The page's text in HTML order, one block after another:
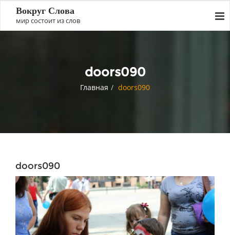
Вокруг Слова
мир состоит из слов
doors090
Главная doors090
doors090